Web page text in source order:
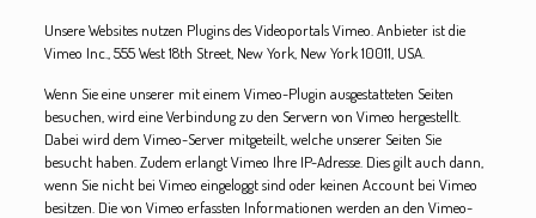
Unsere Websites nutzen Plugins des Videoportals Vimeo. Anbieter ist die
Vimeo Inc., 555 West 18th Street, New York, New York 10011, USA.
Wenn Sie eine unserer mit einem Vimeo-Plugin ausgestatteten Seiten
besuchen, wird eine Verbindung zu den Servern von Vimeo hergestellt.
Dabei wird dem Vimeo-Server mitgeteilt, welche unserer Seiten Sie
besucht haben. Zudem erlangt Vimeo Ihre IP-Adresse. Dies gilt auch dann,
wenn Sie nicht bei Vimeo eingeloggt sind oder keinen Account bei Vimeo
besitzen. Die von Vimeo erfassten Informationen werden an den Vimeo-